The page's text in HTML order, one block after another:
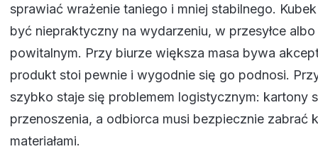
sprawiać wrażenie taniego i mniej stabilnego.
być niepraktyczny na wydarzeniu, w przesyłce
powitalnym. Przy biurze większa masa bywa
produkt stoi pewnie i wygodnie się go podnosi.
szybko staje się problemem logistycznym: kartony
przenoszenia, a odbiorca musi bezpiecznie zabrać
materiałami.